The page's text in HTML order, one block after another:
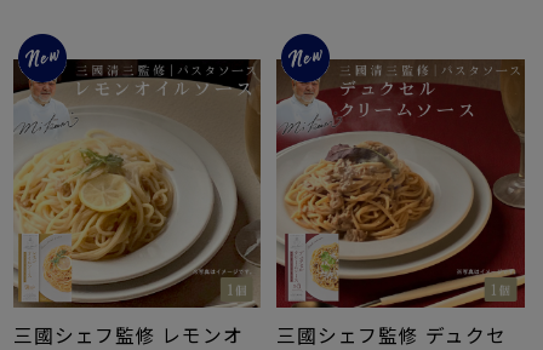
三國シェフ監修 レモンオ
三國シェフ監修 デュクセ